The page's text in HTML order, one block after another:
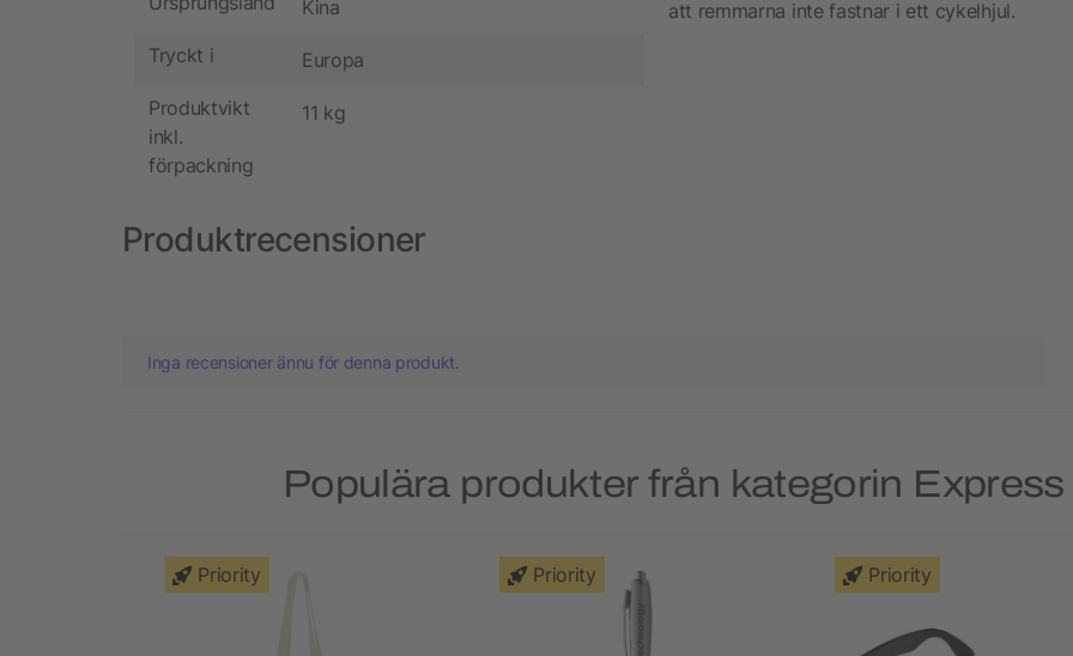
Kina
Tryckt i Europa
Produktvikt
inkl.
förpackning
11 kg
att remmarna inte fastnar i ett cykelhjul.
Produktrecensioner
Inga recensioner ännu för denna produkt.
Populära produkter från kategorin
Priority Priority Priority